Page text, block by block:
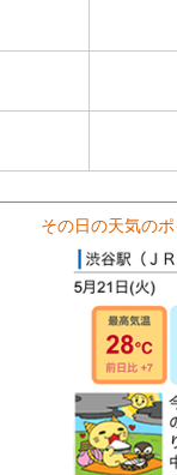
その日の天気の